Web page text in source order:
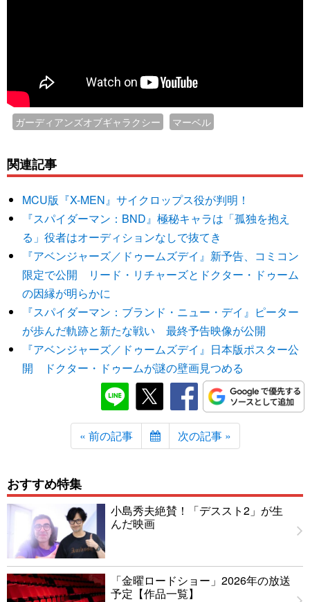
ガーディアンズオブギャラクシー マーベル
関連記事
MCU版『X-MEN』サイクロップス役が判明！
『スパイダーマン：BND』極秘キャラは「孤独を抱え
る」役者はオーディションなしで抜てき
『アベンジャーズ／ドゥームズデイ』新予告、コミコン
限定で公開 リード・リチャーズとドクター・ドゥーム
の因縁が明らかに
『スパイダーマン：ブランド・ニュー・デイ』ピーター
が歩んだ軌跡と新たな戦い 最終予告映像が公開
『アベンジャーズ／ドゥームズデイ』日本版ポスター公
開 ドクター・ドゥームが謎の壁画見つめる
« 前の記事 次の記事 »
おすすめ特集
小島秀夫絶賛！「デススト2」が生
んだ映画
「金曜ロードショー」2026年の放送
予定【作品一覧】